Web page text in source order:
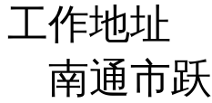
工作地址
南通市